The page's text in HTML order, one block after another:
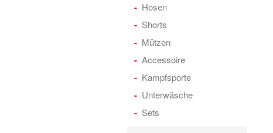
Hosen
Shorts
Mützen
Accessoire
Kampfsporte
Unterwäsche
Sets